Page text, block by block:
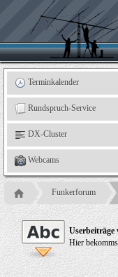
Kleingartenverein
e.
V.,
Leinefelde
Terminkalender
Rundspruch-Service
DX-Cluster
Webcams
Funkerforum
Userbeiträge
Hier